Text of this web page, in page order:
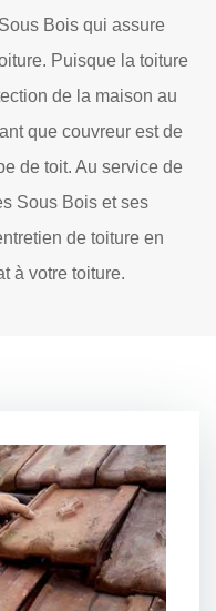
Bois qui assure
Puisque la toiture
de la maison au
que couvreur est de
de toit. Au service de
Sous Bois et ses
de toiture en
à votre toiture.